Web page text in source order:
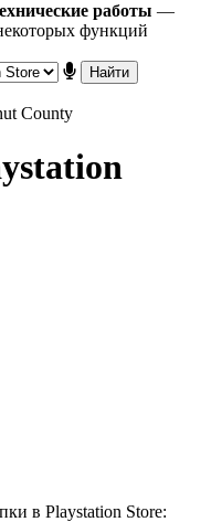
работы —
функций
County
в Playstation Store: